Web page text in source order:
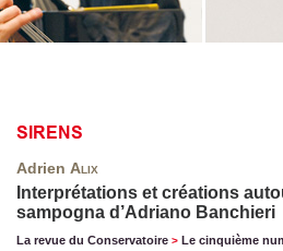
SIRENS
Adrien Alix
Interprétations et créations
sampogna d’Adriano Banchieri
La revue du Conservatoire > Le cinquième